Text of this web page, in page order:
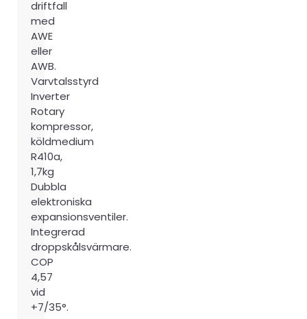
driftfall
med
AWE
eller
AWB.
Varvtalsstyrd
Inverter
Rotary
kompressor,
köldmedium
R410a,
1,7kg
Dubbla
elektroniska
expansionsventiler.
Integrerad
droppskålsvärmare.
COP
4,57
vid
+7/35°.